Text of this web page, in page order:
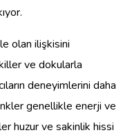
olan ilişkisini
ve dokularla
deneyimlerini daha
genellikle enerji ve
huzur ve sakinlik hissi